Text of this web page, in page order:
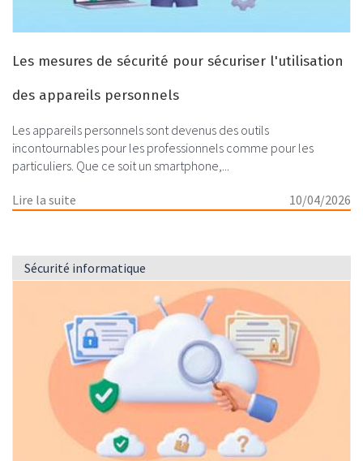
Les mesures de sécurité pour sécuriser l'utilisation
des appareils personnels
Les appareils personnels sont devenus des outils
incontournables pour les professionnels comme pour les
particuliers. Que ce soit un smartphone,...
Lire la suite 10/04/2026
Sécurité informatique